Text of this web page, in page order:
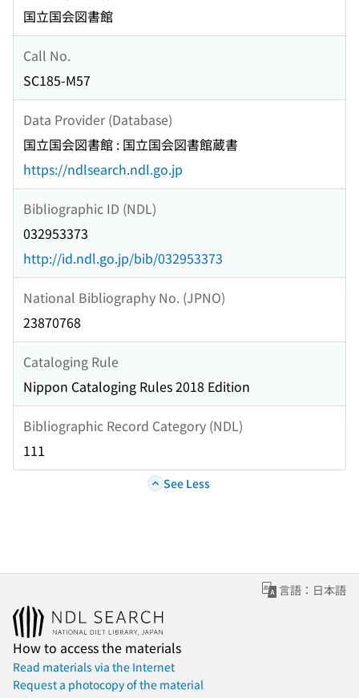
国立国会図書館
Call No.
SC185-M57
Data Provider (Database)
国立国会図書館 : 国立国会図書館蔵書
https://ndlsearch.ndl.go.jp
Bibliographic ID (NDL)
032953373
http://id.ndl.go.jp/bib/032953373
National Bibliography No. (JPNO)
23870768
Cataloging Rule
Nippon Cataloging Rules 2018 Edition
Bibliographic Record Category (NDL)
111
See Less
言語：日本語
How to access the materials
Read materials via the Internet
Request a photocopy of the material